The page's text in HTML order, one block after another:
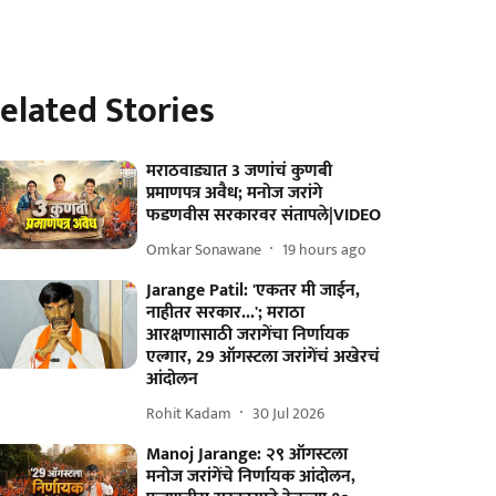
Stories
मराठवाड्यात 3 जणांचं कुणबी
प्रमाणपत्र अवैध; मनोज जरांगे
फडणवीस सरकारवर संतापले|VIDEO
Omkar Sonawane 19 hours ago
Jarange Patil: 'एकतर मी जाईन,
नाहीतर सरकार...'; मराठा
आरक्षणासाठी जरागेंचा निर्णायक
एल्गार, 29 ऑगस्टला जरांगेंचं अखेरचं
आंदोलन
Rohit Kadam 30 Jul 2026
Manoj Jarange: २९ ऑगस्टला
मनोज जरांगेंचे निर्णायक आंदोलन,